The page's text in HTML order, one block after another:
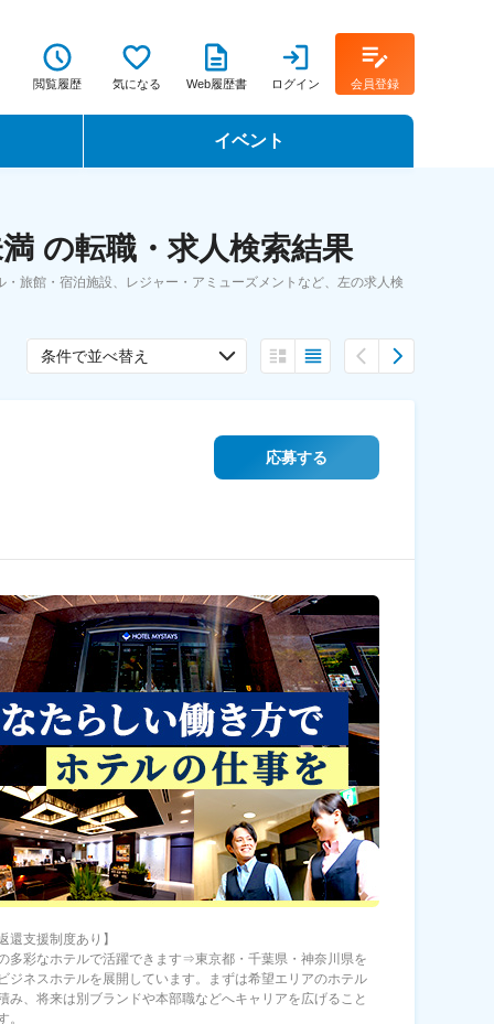
閲覧履歴 気になる Web履歴書 ログイン 会員登録
イベント
転職フェア
の転職・求人検索結果
旅館・宿泊施設、レジャー・アミューズメントなど、左の求人検
条件で並べ替え
応募する
還支援制度あり】
多彩なホテルで活躍できます⇒東京都・千葉県・神奈川県を
ジネスホテルを展開しています。まずは希望エリアのホテル
み、将来は別ブランドや本部職などへキャリアを広げること
。